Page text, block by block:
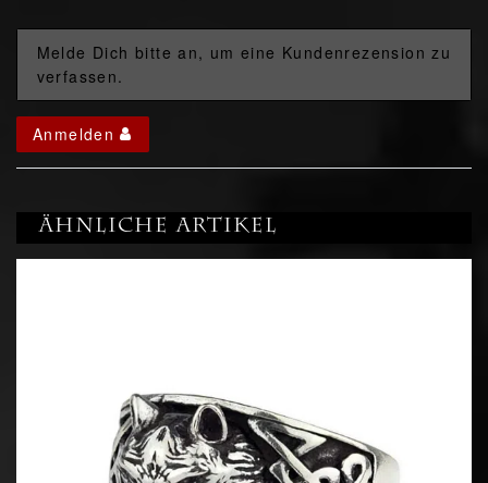
Melde Dich bitte an, um eine Kundenrezension zu
verfassen.
Anmelden
Ähnliche Artikel